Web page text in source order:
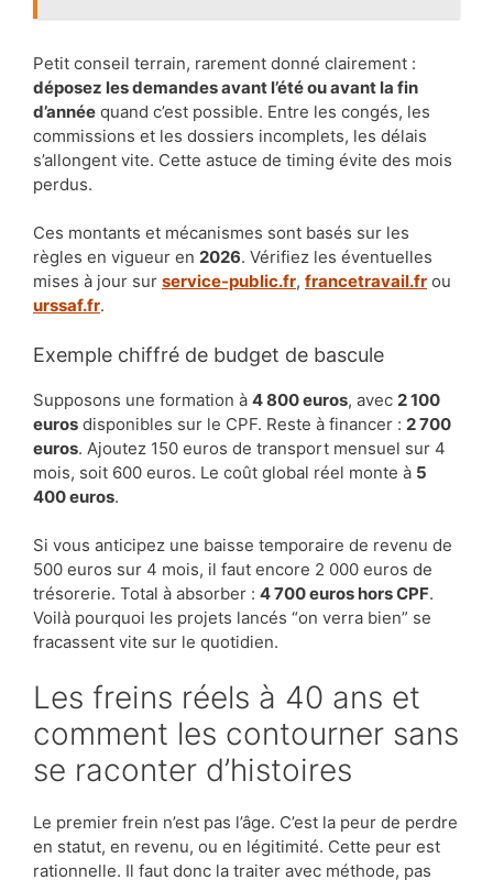
Petit conseil terrain, rarement donné clairement :
déposez les demandes avant l’été ou avant la fin
d’année quand c’est possible. Entre les congés, les
commissions et les dossiers incomplets, les délais
s’allongent vite. Cette astuce de timing évite des mois
perdus.
Ces montants et mécanismes sont basés sur les
règles en vigueur en 2026. Vérifiez les éventuelles
mises à jour sur service-public.fr, francetravail.fr ou
urssaf.fr.
Exemple chiffré de budget de bascule
Supposons une formation à 4 800 euros, avec 2 100
euros disponibles sur le CPF. Reste à financer : 2 700
euros. Ajoutez 150 euros de transport mensuel sur 4
mois, soit 600 euros. Le coût global réel monte à 5
400 euros.
Si vous anticipez une baisse temporaire de revenu de
500 euros sur 4 mois, il faut encore 2 000 euros de
trésorerie. Total à absorber : 4 700 euros hors CPF.
Voilà pourquoi les projets lancés “on verra bien” se
fracassent vite sur le quotidien.
Les freins réels à 40 ans et
comment les contourner sans
se raconter d’histoires
Le premier frein n’est pas l’âge. C’est la peur de perdre
en statut, en revenu, ou en légitimité. Cette peur est
rationnelle. Il faut donc la traiter avec méthode, pas